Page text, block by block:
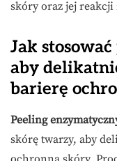
skóry oraz jej reakcji
Jak
aby
barierę
Peeling
skórę twarzy, aby